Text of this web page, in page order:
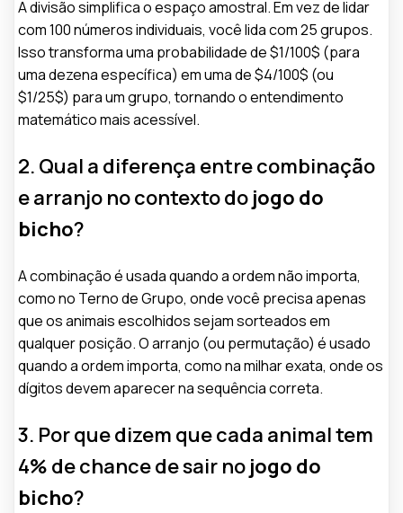
A divisão simplifica o espaço amostral. Em vez de lidar
com 100 números individuais, você lida com 25 grupos.
Isso transforma uma probabilidade de $1/100$ (para
uma dezena específica) em uma de $4/100$ (ou
$1/25$) para um grupo, tornando o entendimento
matemático mais acessível.
2. Qual a diferença entre combinação
e arranjo no contexto do jogo do
bicho?
A combinação é usada quando a ordem não importa,
como no Terno de Grupo, onde você precisa apenas
que os animais escolhidos sejam sorteados em
qualquer posição. O arranjo (ou permutação) é usado
quando a ordem importa, como na milhar exata, onde os
dígitos devem aparecer na sequência correta.
3. Por que dizem que cada animal tem
4% de chance de sair no jogo do
bicho?